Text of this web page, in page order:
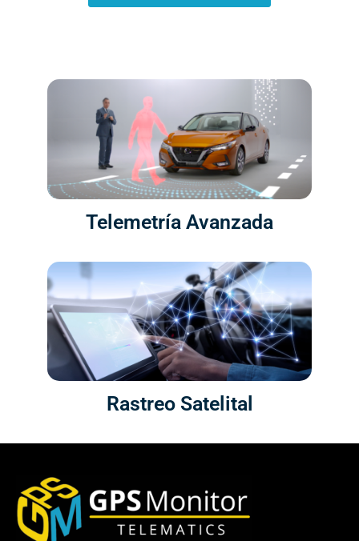
Telemetría Avanzada
Rastreo Satelital